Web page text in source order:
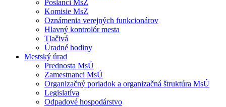
Poslanci MsZ
Komisie MsZ
Oznámenia verejných funkcionárov
Hlavný kontrolór mesta
Tlačivá
Úradné hodiny
Mestský úrad
Prednosta MsÚ
Zamestnanci MsÚ
Organizačný poriadok a organizačná štruktúra MsÚ
Legislatíva
Odpadové hospodárstvo